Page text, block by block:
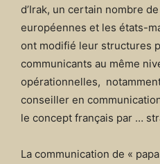
d’Irak, un certain nombre
européennes et les états-
ont modifié leur structures
communicants au même
opérationnelles,
conseiller en
le concept français par …
La communication de «